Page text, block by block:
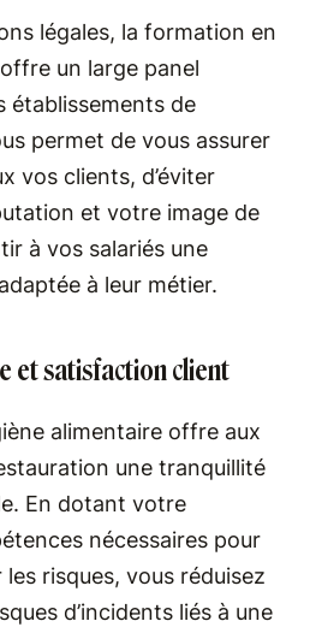
légales, la formation en
un large panel
établissements de
permet de vous assurer
vos clients, d’éviter
et votre image de
à vos salariés une
à leur métier.
et satisfaction client
alimentaire offre aux
une tranquillité
En dotant votre
nécessaires pour
risques, vous réduisez
d’incidents liés à une